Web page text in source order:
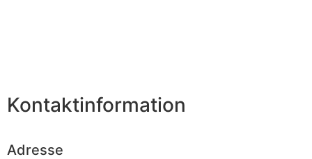
Kontaktinformation
Adresse